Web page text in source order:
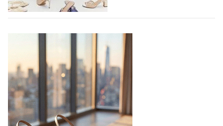
04.08.2026 446
КАЖДОМ ШАГЕ
В 2027 году бренд TAMARIS отмечает 60-летний
юбилей. Шесть десятилетий доверия миллионов
покупателей, постоянного развития и понимания,
какой будет современная женщина завтра.
Юбилейная коллекция Весна–Лето 2027 открывает